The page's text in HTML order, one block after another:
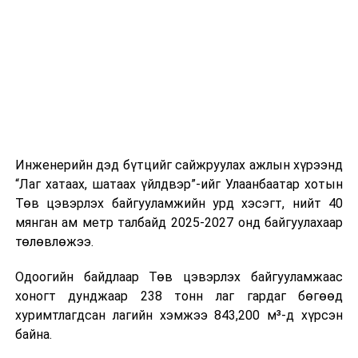
өдөр тутмын ажлын бэлэн байдлыг хангах зэрэг
практик ур чадварыг сургалтын хөтөлбөрт тусгажээ.
Сургалтыг танилцуулах лекц, асуулт-хариулт,
жишээнд суурилсан сургалт, багаар ажиллах дасгал,
танилцах, онцгой нөхцөлд ажиллах дадлага зэрэг
онол, практик хосолсон хэлбэрээр зохион байгуулж
байна.
Инженерийн дэд бүтцийг сайжруулах ажлын хүрээнд
“Лаг хатаах, шатаах үйлдвэр”-ийг Улаанбаатар хотын
Төв цэвэрлэх байгууламжийн урд хэсэгт, нийт 40
мянган ам метр талбайд 2025-2027 онд байгуулахаар
төлөвлөжээ.
Одоогийн байдлаар Төв цэвэрлэх байгууламжаас
хоногт дунджаар 238 тонн лаг гардаг бөгөөд
хуримтлагдсан лагийн хэмжээ 843,200 м³-д хүрсэн
байна.